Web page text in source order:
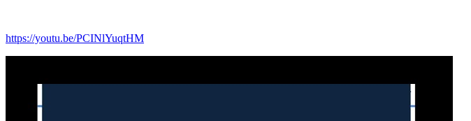
https://youtu.be/PCINlYuqtHM